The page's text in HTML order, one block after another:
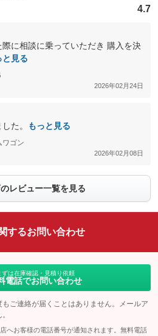
4.7
に相談に乗っていただき 購入を決
と見る
2026年02月24日
た。 もっと見る
ワゴン
2026年02月08日
レビュー一覧を見る
するお問い合わせ
ずは在庫確認・見積り依頼
電話でお問い合わせ
ご連絡が届くことはありません。メールア
へお客様の電話番号が通知されます。無料電話